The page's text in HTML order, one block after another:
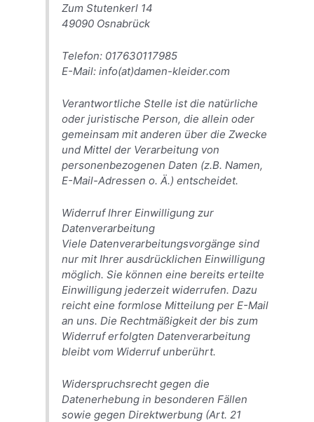
Zum Stutenkerl 14
49090 Osnabrück
Telefon: 017630117985
E-Mail: info(at)damen-kleider.com
Verantwortliche Stelle ist die natürliche
oder juristische Person, die allein oder
gemeinsam mit anderen über die Zwecke
und Mittel der Verarbeitung von
personenbezogenen Daten (z.B. Namen,
E-Mail-Adressen o. Ä.) entscheidet.
Widerruf Ihrer Einwilligung zur
Datenverarbeitung
Viele Datenverarbeitungsvorgänge sind
nur mit Ihrer ausdrücklichen Einwilligung
möglich. Sie können eine bereits erteilte
Einwilligung jederzeit widerrufen. Dazu
reicht eine formlose Mitteilung per E-Mail
an uns. Die Rechtmäßigkeit der bis zum
Widerruf erfolgten Datenverarbeitung
bleibt vom Widerruf unberührt.
Widerspruchsrecht gegen die
Datenerhebung in besonderen Fällen
sowie gegen Direktwerbung (Art. 21